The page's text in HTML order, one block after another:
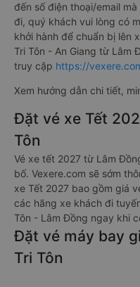
đến số điện thoại/email
đi, quý khách vui lòng có
khởi hành để chuẩn bị lên
Tri Tôn - An Giang từ Lâm
truy cập https://
Xem hướng dẫn chi tiết,
Đặt vé xe Tết
Tôn
Vé xe tết 2027 từ Lâm
bố. Vexere.com sẽ sớm
xe Tết 2027 bao gồm giá
các hãng xe khách đi
Tôn - Lâm Đồng ngay khi
Đặt vé máy bay
Tri Tôn